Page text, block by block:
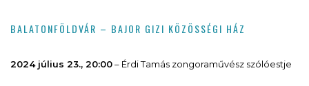
BALATONFÖLDVÁR – BAJOR GIZI KÖZÖSSÉGI HÁZ
2024 július 23., 20:00– Érdi Tamás zongoraművész szólóestje